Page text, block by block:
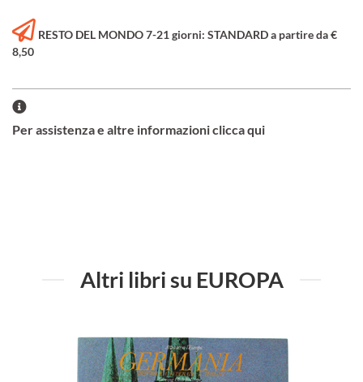
RESTO DEL MONDO 7-21 giorni: STANDARD a partire da €
8,50
Per assistenza e altre informazioni clicca qui
Altri libri su EUROPA